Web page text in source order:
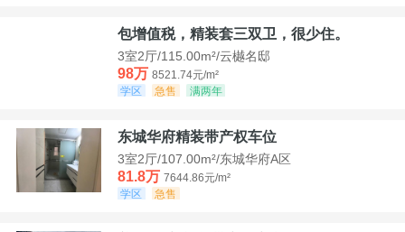
包增值税，精装套三双卫，很少住。
3室2厅/115.00m²/云樾名邸
98万 8521.74元/m²
学区
急售 满两年
东城华府精装带产权车位
3室2厅/107.00m²/东城华府A区
81.8万 7644.86元/m²
学区
急售